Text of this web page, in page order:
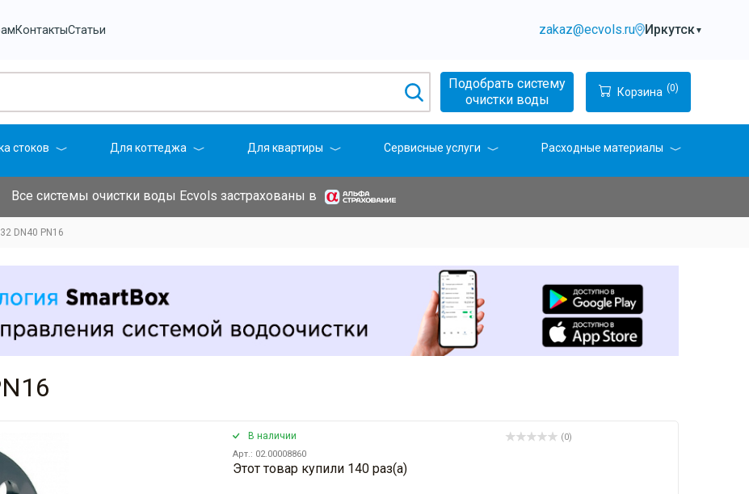
КонтактыСтатьи zakaz@ecvols.ru Иркутск▼
Подобрать систему
очистки воды
Корзина (0)
стоков Для коттеджа Для квартиры Сервисные услуги Расходные материалы
Все системы очистки воды Ecvols застрахованы в
DN40 PN16
В наличии
Арт.: 02.00008860
(0)
Этот товар купили 140 раз(a)